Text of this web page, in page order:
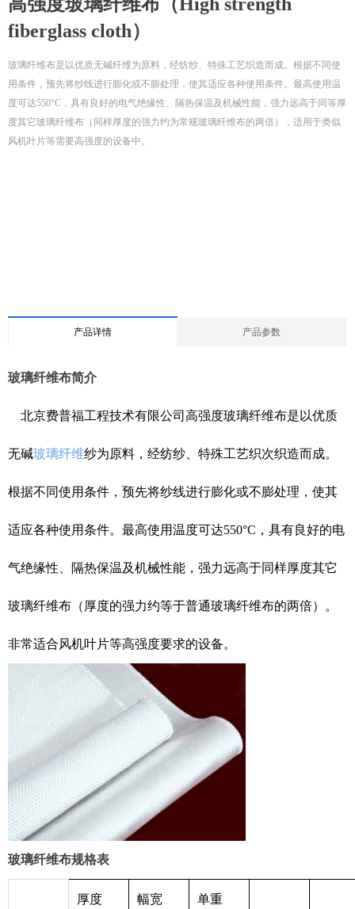
fiberglass cloth）
玻璃纤维布是以优质无碱纤维为原料，经纺纱、特殊工艺织造而成。根据不同使
用条件，预先将纱线进行膨化或不膨处理，使其适应各种使用条件。最高使用温
度可达550°C，具有良好的电气绝缘性、隔热保温及机械性能，强力远高于同等厚
度其它玻璃纤维布（同样厚度的强力约为常规玻璃纤维布的两倍），适用于类似
风机叶片等需要高强度的设备中。
产品详情 产品参数
玻璃纤维布简介
北京费普福工程技术有限公司高强度玻璃纤维布是以优质
无碱玻璃纤维纱为原料，经纺纱、特殊工艺织次织造而成。
根据不同使用条件，预先将纱线进行膨化或不膨处理，使其
适应各种使用条件。最高使用温度可达550°C，具有良好的电
气绝缘性、隔热保温及机械性能，强力远高于同样厚度其它
玻璃纤维布（厚度的强力约等于普通玻璃纤维布的两倍）。
非常适合风机叶片等高强度要求的设备。
玻璃纤维布规格表
厚度 幅宽 单重